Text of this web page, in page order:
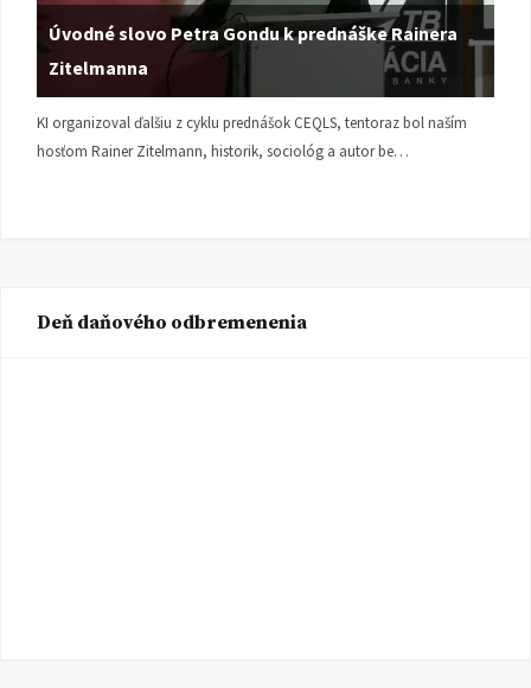
Úvodné slovo Petra Gondu k prednáške Rainera
Zitelmanna
KI organizoval ďalšiu z cyklu prednášok CEQLS, tentoraz bol naším
hosťom Rainer Zitelmann, historik, sociológ a autor be…
Deň daňového odbremenenia